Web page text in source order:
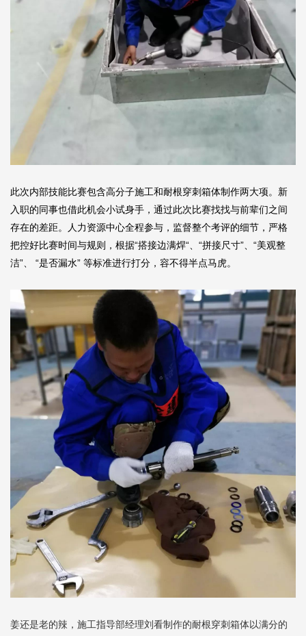
此次内部技能比赛包含高分子施工和耐根穿刺箱体制作两大项。新
入职的同事也借此机会小试身手，通过此次比赛找找与前辈们之间
存在的差距。人力资源中心全程参与，监督整个考评的细节，严格
把控好比赛时间与规则，根据“搭接边满焊“、“拼接尺寸”、“美观整
洁”、 “是否漏水” 等标准进行打分，容不得半点马虎。
姜还是老的辣，施工指导部经理刘看制作的耐根穿刺箱体以满分的